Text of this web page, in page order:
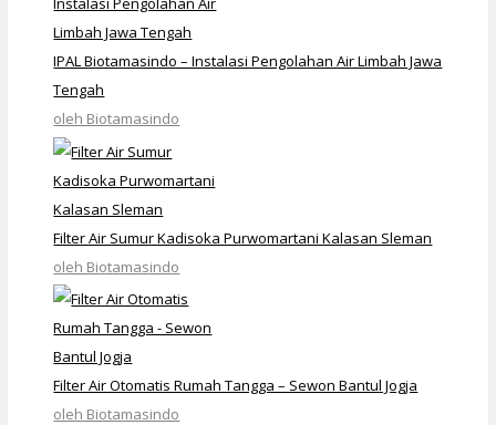
IPAL Biotamasindo – Instalasi Pengolahan Air Limbah Jawa
Tengah
oleh Biotamasindo
Filter Air Sumur Kadisoka Purwomartani Kalasan Sleman
oleh Biotamasindo
Filter Air Otomatis Rumah Tangga – Sewon Bantul Jogja
oleh Biotamasindo